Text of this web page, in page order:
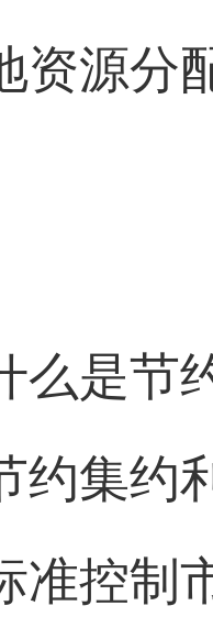
资源分
么是节
约集约
准控制